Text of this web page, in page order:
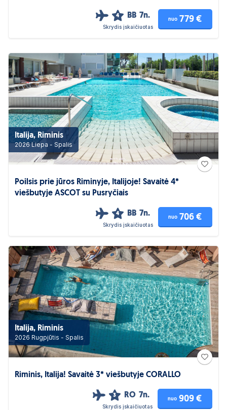
4 BB 7n.
Skrydis įskaičiuotas
nuo 779 €
Italija, Riminis
2026 Liepa - Spalis
Poilsis prie jūros Riminyje, Italijoje! Savaitė 4*
viešbutyje ASCOT su Pusryčiais
4 BB 7n.
Skrydis įskaičiuotas
nuo 706 €
Italija, Riminis
2026 Rugpjūtis - Spalis
Riminis, Italija! Savaitė 3* viešbutyje CORALLO
3 RO 7n.
Skrydis įskaičiuotas
nuo 909 €